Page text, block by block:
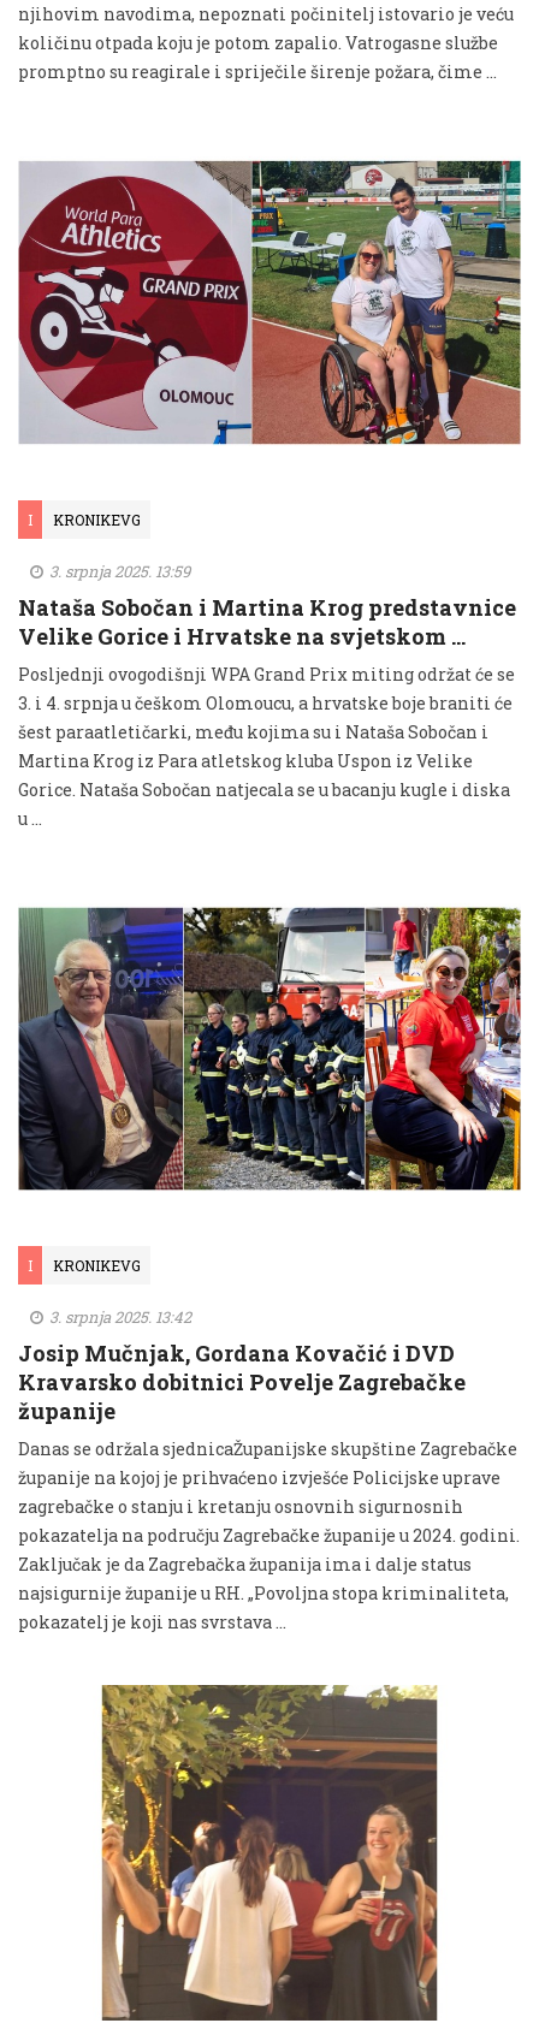
njihovim navodima, nepoznati počinitelj istovario je veću
količinu otpada koju je potom zapalio. Vatrogasne službe
promptno su reagirale i spriječile širenje požara, čime …
I KRONIKEVG
3. srpnja 2025. 13:59
Nataša Sobočan i Martina Krog predstavnice
Velike Gorice i Hrvatske na svjetskom …
Posljednji ovogodišnji WPA Grand Prix miting održat će se
3. i 4. srpnja u češkom Olomoucu, a hrvatske boje braniti će
šest paraatletičarki, među kojima su i Nataša Sobočan i
Martina Krog iz Para atletskog kluba Uspon iz Velike
Gorice. Nataša Sobočan natjecala se u bacanju kugle i diska
u …
I KRONIKEVG
3. srpnja 2025. 13:42
Josip Mučnjak, Gordana Kovačić i DVD
Kravarsko dobitnici Povelje Zagrebačke
županije
Danas se održala sjednicaŽupanijske skupštine Zagrebačke
županije na kojoj je prihvaćeno izvješće Policijske uprave
zagrebačke o stanju i kretanju osnovnih sigurnosnih
pokazatelja na području Zagrebačke županije u 2024. godini.
Zaključak je da Zagrebačka županija ima i dalje status
najsigurnije županije u RH. „Povoljna stopa kriminaliteta,
pokazatelj je koji nas svrstava …